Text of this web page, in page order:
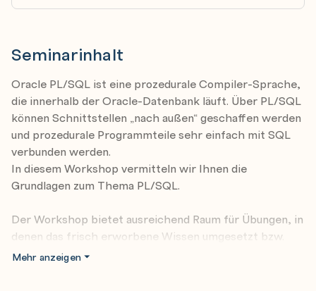
Seminarinhalt
Oracle PL/SQL ist eine prozedurale Compiler-Sprache,
die innerhalb der Oracle-Datenbank läuft. Über PL/SQL
können Schnittstellen „nach außen“ geschaffen werden
und prozedurale Programmteile sehr einfach mit SQL
verbunden werden.
In diesem Workshop vermitteln wir Ihnen die
Grundlagen zum Thema PL/SQL.
Der Workshop bietet ausreichend Raum für Übungen, in
denen das frisch erworbene Wissen umgesetzt bzw.
schon Vorhandenes vertieft werden kann.
Mehr anzeigen